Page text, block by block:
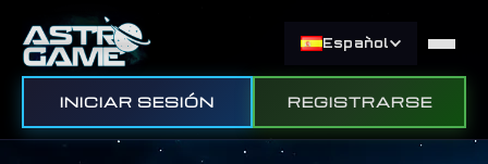
Español
INICIAR SESIÓN REGISTRARSE